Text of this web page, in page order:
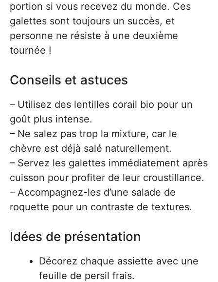
portion si vous recevez du monde. Ces
galettes sont toujours un succès, et
personne ne résiste à une deuxième
tournée !
Conseils et astuces
– Utilisez des lentilles corail bio pour un
goût plus intense.
– Ne salez pas trop la mixture, car le
chèvre est déjà salé naturellement.
– Servez les galettes immédiatement après
cuisson pour profiter de leur croustillance.
– Accompagnez-les d’une salade de
roquette pour un contraste de textures.
Idées de présentation
Décorez chaque assiette avec une
feuille de persil frais.